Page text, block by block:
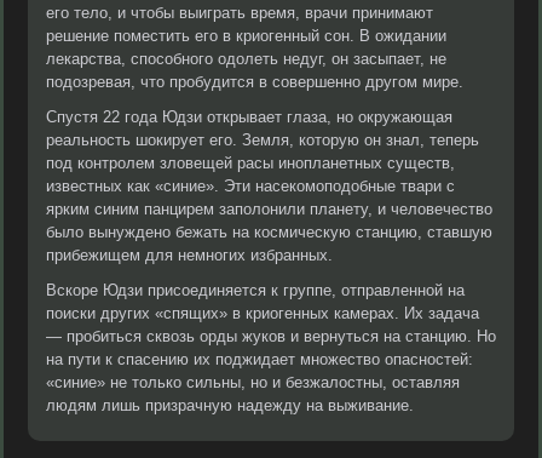
его тело, и чтобы выиграть время, врачи принимают
решение поместить его в криогенный сон. В ожидании
лекарства, способного одолеть недуг, он засыпает, не
подозревая, что пробудится в совершенно другом мире.
Спустя 22 года Юдзи открывает глаза, но окружающая
реальность шокирует его. Земля, которую он знал, теперь
под контролем зловещей расы инопланетных существ,
известных как «синие». Эти насекомоподобные твари с
ярким синим панцирем заполонили планету, и человечество
было вынуждено бежать на космическую станцию, ставшую
прибежищем для немногих избранных.
Вскоре Юдзи присоединяется к группе, отправленной на
поиски других «спящих» в криогенных камерах. Их задача
— пробиться сквозь орды жуков и вернуться на станцию. Но
на пути к спасению их поджидает множество опасностей:
«синие» не только сильны, но и безжалостны, оставляя
людям лишь призрачную надежду на выживание.